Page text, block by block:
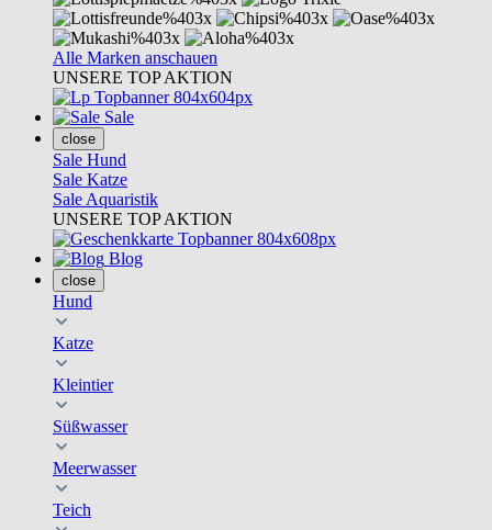
Alle Marken anschauen
UNSERE TOP AKTION
Sale
close
Sale Hund
Sale Katze
Sale Aquaristik
UNSERE TOP AKTION
Blog
close
Hund
Katze
Kleintier
Süßwasser
Meerwasser
Teich